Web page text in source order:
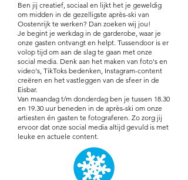
Ben jij creatief, sociaal en lijkt het je geweldig
om midden in de gezelligste après-ski van
Oostenrijk te werken? Dan zoeken wij jou!
Je begint je werkdag in de garderobe, waar je
onze gasten ontvangt en helpt. Tussendoor is er
volop tijd om aan de slag te gaan met onze
social media. Denk aan het maken van foto's en
video's, TikToks bedenken, Instagram-content
creëren en het vastleggen van de sfeer in de
Eisbar.
Van maandag t/m donderdag ben je tussen 18.30
en 19.30 uur beneden in de après-ski om onze
artiesten én gasten te fotograferen. Zo zorg jij
ervoor dat onze social media altijd gevuld is met
leuke en actuele content.